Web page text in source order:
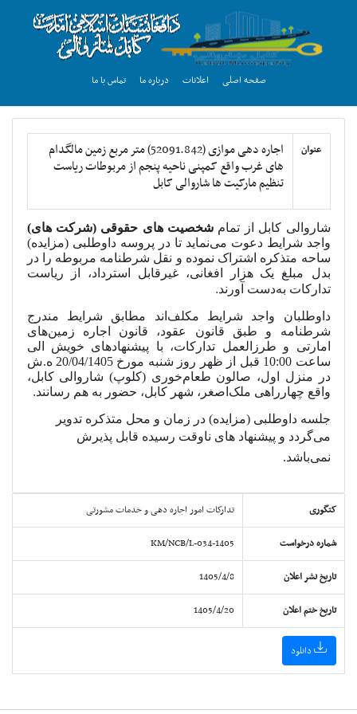
صفحه اصلی اعلانات درباره ما تماس با ما
عنوان
اجاره دهی موازی (52091.842) متر مربع زمین مالگدام
های غرب واقع کمپنی ناحیه پنجم از مربوطات ریاست
تنظیم مارکیت ها شاروالی کابل
شاروالی کابل از تمام شخصیت های حقوقی (شرکت های)
واجد شرایط دعوت می‌نماید تا در پروسه داوطلبی (مزایده)
ساحه متذکره اشتراک نموده و نقل شرطنامه مربوطه را در
بدل مبلغ یک ‌هزار افغانی، غیرقابل استرداد، از ریاست
تدارکات به‌دست آورند.
داوطلبان واجد شرایط مکلف‌اند مطابق شرایط مندرج
شرطنامه و طبق قانون عقود، قانون اجاره زمین‌های
امارتی و طرزالعمل تدارکات، با پیشنهادهای خویش الی
ساعت 10:00 قبل از ظهر روز شنبه مورخ 20/04/1405 ه.ش
در منزل اول، صالون طعام‌خوری (کلوپ) شاروالی کابل،
واقع چهارراهی ملک‌اصغر، شهر کابل، حضور به‌ هم رسانند.
جلسه داوطلبی (مزایده) در زمان و محل متذکره تدویر
می‌گردد و پیشنهاد های ناوقت رسیده قابل پذیرش
نمی‌باشد.
کتگوری تدارکات امور اجاره دهی و خدمات مشورتی
شماره درخواست KM/NCB/L-034-1405
تاریخ نشر اعلان 1405/4/8
تاریخ ختم اعلان 1405/4/20